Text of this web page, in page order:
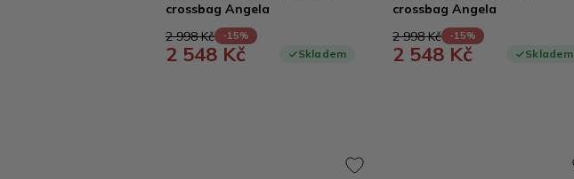
crossbag Angela
2 998 Kč
-15%
2 548 Kč Skladem
crossbag Angela
2 998 Kč
-15%
2 548 Kč Skladem